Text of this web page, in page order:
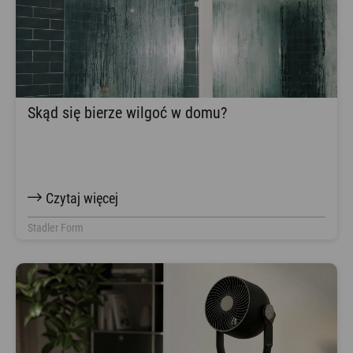
Skąd się bierze wilgoć w domu?
Czytaj więcej
Stadler Form